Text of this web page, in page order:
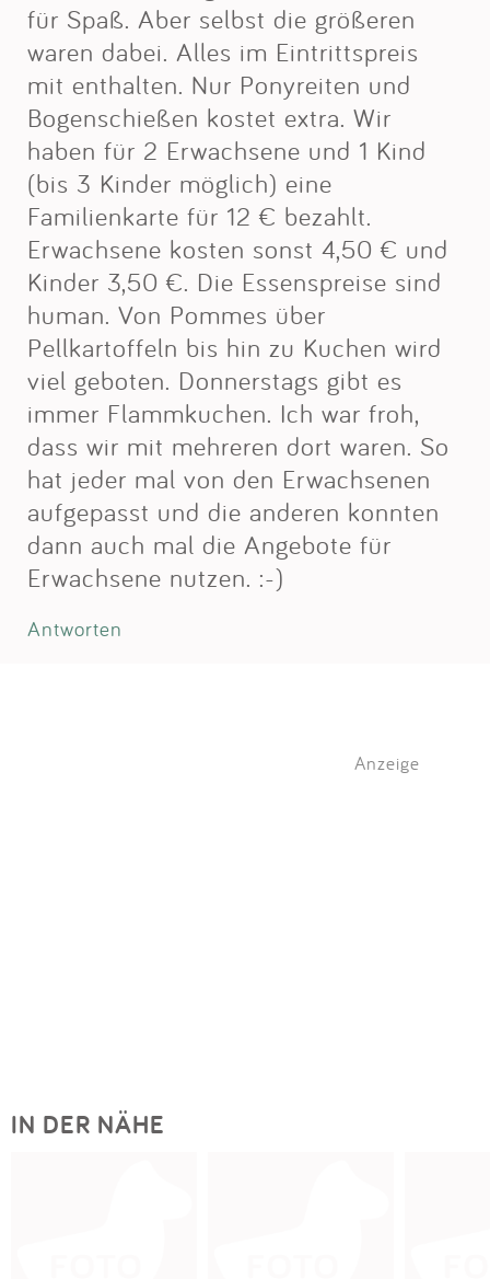
für Spaß. Aber selbst die größeren
waren dabei. Alles im Eintrittspreis
mit enthalten. Nur Ponyreiten und
Bogenschießen kostet extra. Wir
haben für 2 Erwachsene und 1 Kind
(bis 3 Kinder möglich) eine
Familienkarte für 12 € bezahlt.
Erwachsene kosten sonst 4,50 € und
Kinder 3,50 €. Die Essenspreise sind
human. Von Pommes über
Pellkartoffeln bis hin zu Kuchen wird
viel geboten. Donnerstags gibt es
immer Flammkuchen. Ich war froh,
dass wir mit mehreren dort waren. So
hat jeder mal von den Erwachsenen
aufgepasst und die anderen konnten
dann auch mal die Angebote für
Erwachsene nutzen. :-)
Antworten
Anzeige
IN DER NÄHE